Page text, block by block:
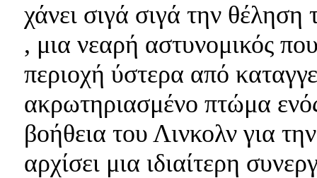
χάνει σιγά σιγά την
, μια νεαρή αστυνομικός
περιοχή ύστερα από
ακρωτηριασμένο πτώμα
βοήθεια του Λινκολν για
αρχίσει μια ιδιαίτερη